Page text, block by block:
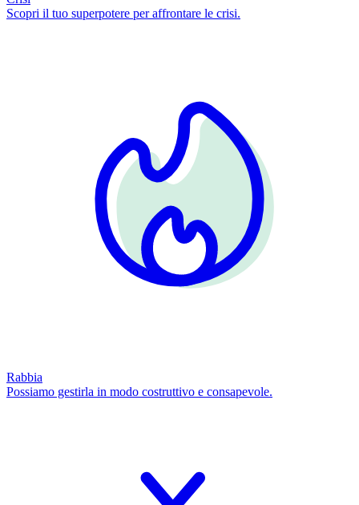
Scopri il tuo superpotere per affrontare le crisi.
Rabbia
Possiamo gestirla in modo costruttivo e consapevole.